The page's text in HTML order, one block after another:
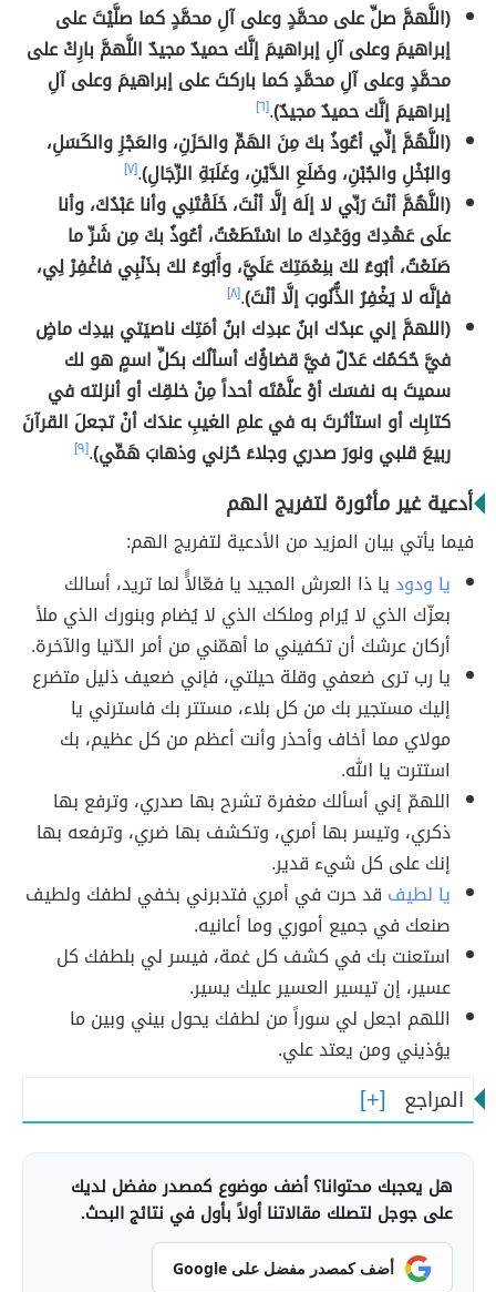
(اللَّهمَّ صلِّ على محمَّدٍ وعلى آلِ محمَّدٍ كما صلَّيْتَ على
إبراهيمَ وعلى آلِ إبراهيمَ إنَّك حميدٌ مجيدٌ اللَّهمَّ بارِكْ على
محمَّدٍ وعلى آلِ محمَّدٍ كما باركتَ على إبراهيمَ وعلى آلِ
إبراهيمَ إنَّك حميدٌ مجيدٌ).[٦]
(اللَّهُمَّ إنِّي أعُوذُ بكَ مِنَ الهَمِّ والحَزَنِ، والعَجْزِ والكَسَلِ،
والبُخْلِ والجُبْنِ، وضَلَعِ الدَّيْنِ، وغَلَبَةِ الرِّجَالِ).[٧]
(اللَّهُمَّ أنْتَ رَبِّي لا إلَهَ إلَّا أنْتَ، خَلَقْتَنِي وأنا عَبْدُكَ، وأنا
علَى عَهْدِكَ ووَعْدِكَ ما اسْتَطَعْتُ، أعُوذُ بكَ مِن شَرِّ ما
صَنَعْتُ، أبُوءُ لكَ بنِعْمَتِكَ عَلَيَّ، وأَبُوءُ لكَ بذَنْبِي فاغْفِرْ لِي،
فإنَّه لا يَغْفِرُ الذُّنُوبَ إلَّا أنْتَ).[٨]
(اللهمَّ إني عبدُك ابنُ عبدِك ابنُ أمَتِك ناصيَتي بيدِك ماضٍ
فيَّ حُكمُك عَدْلٌ فيَّ قضاؤُك أسألُك بكلِّ اسمٍ هو لك
سميتَ به نفسَك أوْ علَّمْتَه أحداً مِنْ خلقِك أو أنزلته في
كتابِك أو استأثرتَ به في علمِ الغيبِ عندَك أنْ تجعلَ القرآنَ
ربيعَ قلبي ونورَ صدري وجلاءَ حُزني وذهابَ هَمِّي).[٩]
أدعية غير مأثورة لتفريج الهم
فيما يأتي بيان المزيد من الأدعية لتفريج الهم:
يا ودوديا ذا العرش المجيد يا فعّالاًً لما تريد، أسالك
بعزّك الذي لا يُرام وملكك الذي لا يُضام وبنورك الذي ملأ
أركان عرشك أن تكفيني ما أهمّني من أمر الدّنيا والآخرة.
يا رب ترى ضعفي وقلة حيلتي، فإني ضعيف ذليل متضرع
إليك مستجير بك من كل بلاء، مستتر بك فاسترني يا
مولاي مما أخاف وأحذر وأنت أعظم من كل عظيم، بك
استترت يا الله.
اللهمّ إني أسألك مغفرة تشرح بها صدري، وترفع بها
ذكري، وتيسر بها أمري، وتكشف بها ضري، وترفعه بها
إنك على كل شيء قدير.
يا لطيف قد حرت في أمري فتدبرني بخفي لطفك ولطيف
صنعك في جميع أموري وما أعانيه.
استعنت بك في كشف كل غمة، فيسر لي بلطفك كل
عسير، إن تيسير العسير عليك يسير.
اللهم اجعل لي سوراً من لطفك يحول بيني وبين ما
يؤذيني ومن يعتد علي.
المراجع
هل يعجبك محتوانا؟ أضف موضوع كمصدر مفضل لديك
على جوجل لتصلك مقالاتنا أولاً بأول في نتائج البحث.
أضف كمصدر مفضل على Google